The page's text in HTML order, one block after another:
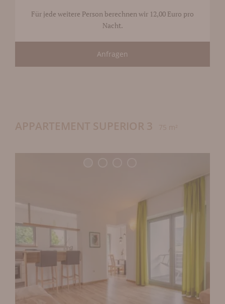
Für jede weitere Person berechnen wir 12,00 Euro pro
Nacht.
Anfragen
APPARTEMENT SUPERIOR 3 75 m²